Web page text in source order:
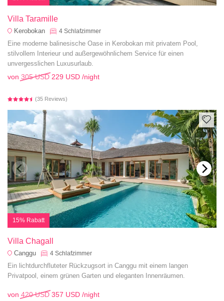
Villa Taramille
Kerobokan 4 Schlafzimmer
Eine moderne balinesische Oase in Kerobokan mit privatem Pool,
stilvollem Interieur und außergewöhnlichem Service für einen
unvergesslichen Luxusurlaub.
von 305 USD 229 USD /night
(35 Reviews)
15% Rabatt
Villa Chagall
Canggu 4 Schlafzimmer
Ein lichtdurchfluteter Rückzugsort in Canggu mit einem langen
Privatpool, einem grünen Garten und eleganten Innenräumen.
von 420 USD 357 USD /night